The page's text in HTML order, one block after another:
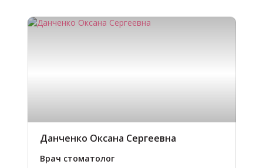
Данченко Оксана Сергеевна
Врач стоматолог